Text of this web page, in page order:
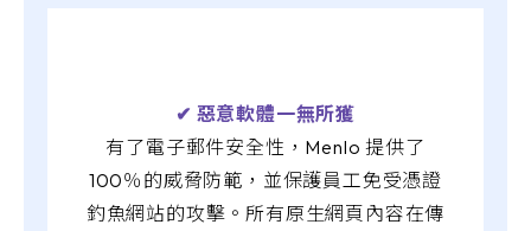
✔︎ 惡意軟體一無所獲
有了電子郵件安全性，Menlo 提供了
100％的威脅防範，並保護員工免受憑證
釣魚網站的攻擊。所有原生網頁內容在傳